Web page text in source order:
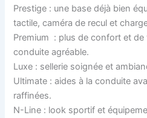
Prestige : une base déjà bien
tactile, caméra de recul et
Premium : plus de confort et
conduite agréable.
Luxe : sellerie soignée et
Ultimate : aides à la conduite
raffinées.
N-Line : look sportif et